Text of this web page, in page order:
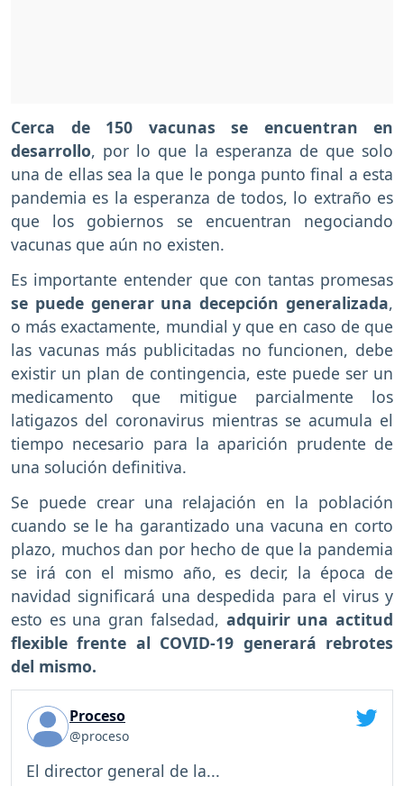
Cerca de 150 vacunas se encuentran en
desarrollo, por lo que la esperanza de que solo
una de ellas sea la que le ponga punto final a esta
pandemia es la esperanza de todos, lo extraño es
que los gobiernos se encuentran negociando
vacunas que aún no existen.
Es importante entender que con tantas promesas
se puede generar una decepción generalizada,
o más exactamente, mundial y que en caso de que
las vacunas más publicitadas no funcionen, debe
existir un plan de contingencia, este puede ser un
medicamento que mitigue parcialmente los
latigazos del coronavirus mientras se acumula el
tiempo necesario para la aparición prudente de
una solución definitiva.
Se puede crear una relajación en la población
cuando se le ha garantizado una vacuna en corto
plazo, muchos dan por hecho de que la pandemia
se irá con el mismo año, es decir, la época de
navidad significará una despedida para el virus y
esto es una gran falsedad, adquirir una actitud
flexible frente al COVID-19 generará rebrotes
del mismo.
Proceso
@proceso
El director general de la...